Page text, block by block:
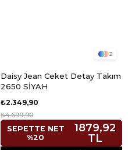
2
Daisy Jean Ceket Detay Takım
2650 SİYAH
₺2.349,90
₺4.699,90
SEPETTE NET
%20
1879,92
TL